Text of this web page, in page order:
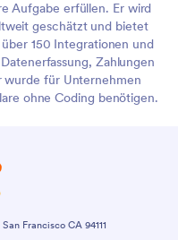
Aufgabe erfüllen. Er wird
geschätzt und bietet
150 Integrationen und
Zahlungen
wurde für Unternehmen
ohne Coding benötigen.
Francisco CA 94111